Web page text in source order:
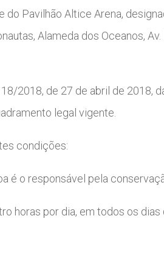
Pavilhão Altice Arena,
Alameda dos Oceanos,
2018, de 27 de abril de 2018,
legal vigente.
condições:
é o responsável pela
horas por dia, em todos os dias